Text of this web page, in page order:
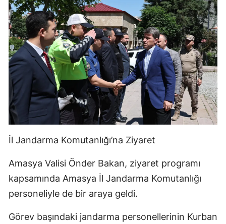
İl Jandarma Komutanlığı’na Ziyaret
Amasya Valisi Önder Bakan, ziyaret programı
kapsamında Amasya İl Jandarma Komutanlığı
personeliyle de bir araya geldi.
Görev başındaki jandarma personellerinin Kurban